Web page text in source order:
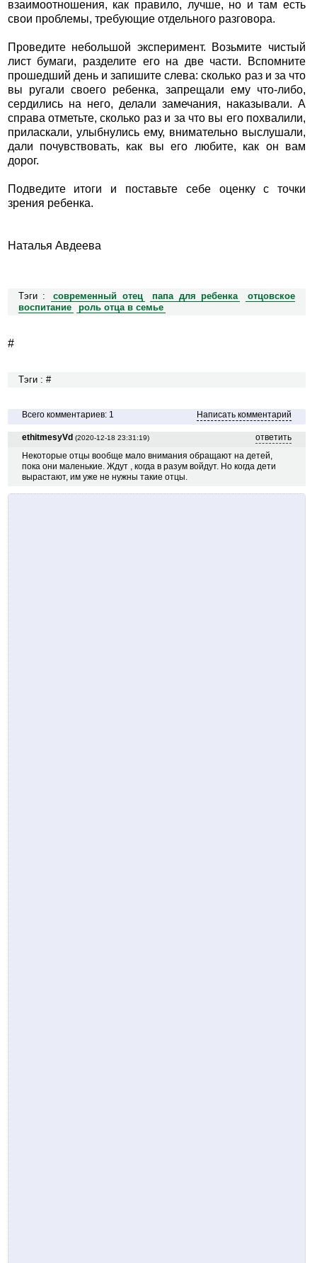
взаимоотношения, как правило, лучше, но и там есть
свои проблемы, требующие отдельного разговора.
Проведите небольшой эксперимент. Возьмите чистый
лист бумаги, разделите его на две части. Вспомните
прошедший день и запишите слева: сколько раз и за что
вы ругали своего ребенка, запрещали ему что-либо,
сердились на него, делали замечания, наказывали. А
справа отметьте, сколько раз и за что вы его похвалили,
приласкали, улыбнулись ему, внимательно выслушали,
дали почувствовать, как вы его любите, как он вам
дорог.
Подведите итоги и поставьте себе оценку с точки
зрения ребенка.
Наталья Авдеева
Тэги : современный отец папа для ребенка
отцовское
воспитание
роль отца в семье
#
Тэги : #
Всего комментариев: 1 Написать комментарий
ethitmesyVd (2020-12-18 23:31:19)
ответить
Некоторые отцы вообще мало внимания обращают на детей,
пока они маленькие. Ждут , когда в разум войдут. Но когда дети
вырастают, им уже не нужны такие отцы.